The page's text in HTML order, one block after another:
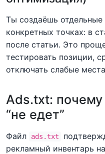
Ты создаёшь
конкретных точках: в
после статьи. Это
тестировать позиции,
отключать слабые
Ads.txt: почему
“не едет”
Файл ads.txt
рекламный инвентарь